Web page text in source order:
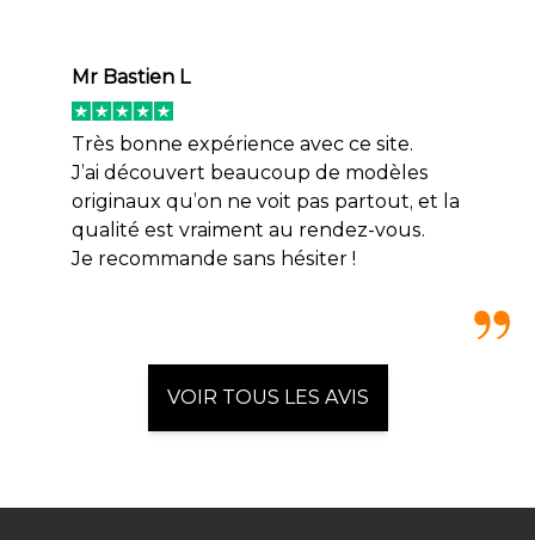
Mr Bastien L
Très bonne expérience avec ce site.
J’ai découvert beaucoup de modèles
originaux qu’on ne voit pas partout, et la
qualité est vraiment au rendez-vous.
Je recommande sans hésiter !
VOIR TOUS LES AVIS